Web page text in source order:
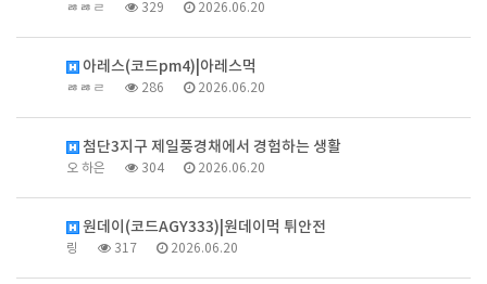
ㅀㅀㄹ 329 2026.06.20
아레스(코드pm4)|아레스먹
ㅀㅀㄹ 286 2026.06.20
첨단3지구 제일풍경채에서 경험하는 생활
오 하은 304 2026.06.20
원데이(코드AGY333)|원데이먹 튀안전
링 317 2026.06.20